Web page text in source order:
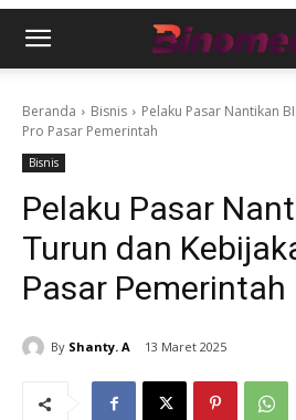
Beranda Bisnis
Pelaku Pasar Nantikan
Pro Pasar Pemerintah
Bisnis
Pelaku Pasar
Turun dan
Pasar Pemerintah
By Shanty. A 13 Maret 2025